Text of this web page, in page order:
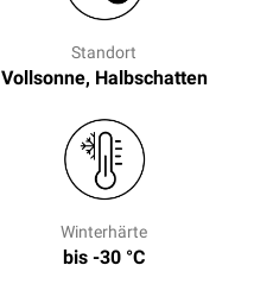
Standort
Vollsonne, Halbschatten
Winterhärte
bis -30 °C